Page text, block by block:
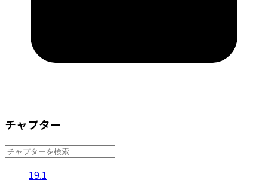
チャプター
19.1